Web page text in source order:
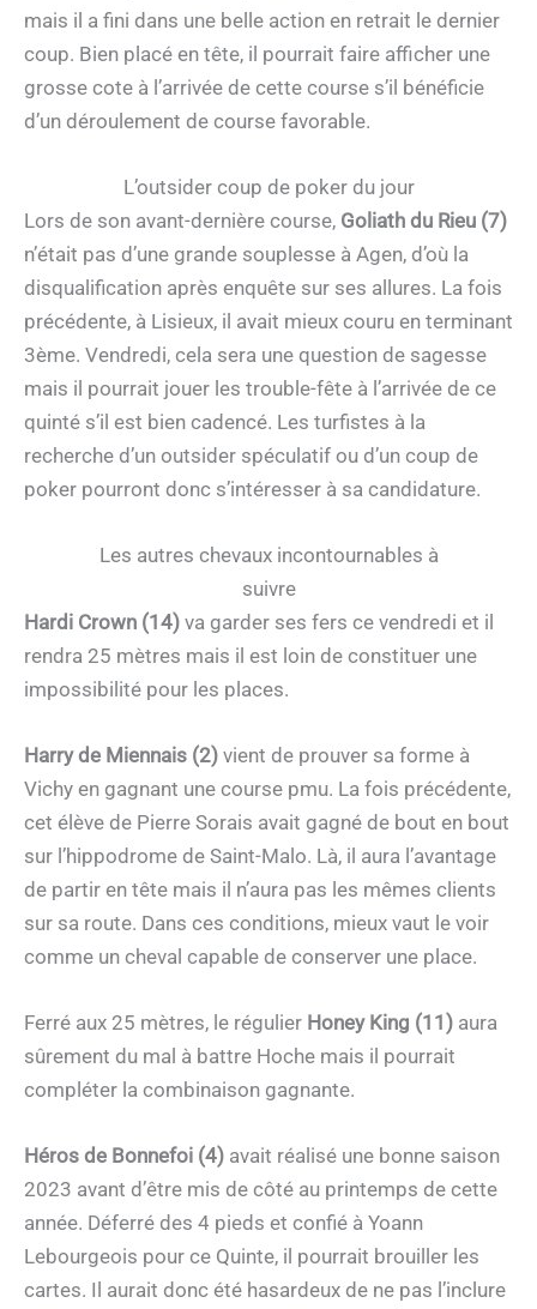
mais il a fini dans une belle action en retrait le dernier
coup. Bien placé en tête, il pourrait faire afficher une
grosse cote à l’arrivée de cette course s’il bénéficie
d’un déroulement de course favorable.
L’outsider coup de poker du jour
Lors de son avant-dernière course, Goliath du Rieu (7)
n’était pas d’une grande souplesse à Agen, d’où la
disqualification après enquête sur ses allures. La fois
précédente, à Lisieux, il avait mieux couru en terminant
3ème. Vendredi, cela sera une question de sagesse
mais il pourrait jouer les trouble-fête à l’arrivée de ce
quinté s’il est bien cadencé. Les turfistes à la
recherche d’un outsider spéculatif ou d’un coup de
poker pourront donc s’intéresser à sa candidature.
Les autres chevaux incontournables à
suivre
Hardi Crown (14) va garder ses fers ce vendredi et il
rendra 25 mètres mais il est loin de constituer une
impossibilité pour les places.
Harry de Miennais (2) vient de prouver sa forme à
Vichy en gagnant une course pmu. La fois précédente,
cet élève de Pierre Sorais avait gagné de bout en bout
sur l’hippodrome de Saint-Malo. Là, il aura l’avantage
de partir en tête mais il n’aura pas les mêmes clients
sur sa route. Dans ces conditions, mieux vaut le voir
comme un cheval capable de conserver une place.
Ferré aux 25 mètres, le régulier Honey King (11) aura
sûrement du mal à battre Hoche mais il pourrait
compléter la combinaison gagnante.
Héros de Bonnefoi (4) avait réalisé une bonne saison
2023 avant d’être mis de côté au printemps de cette
année. Déferré des 4 pieds et confié à Yoann
Lebourgeois pour ce Quinte, il pourrait brouiller les
cartes. Il aurait donc été hasardeux de ne pas l’inclure